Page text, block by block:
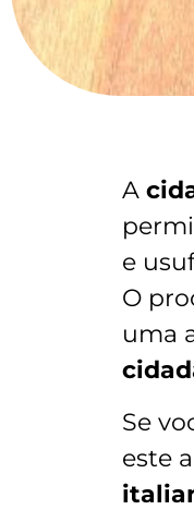
A
e
O
uma
Se
este